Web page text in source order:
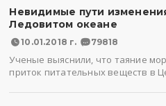
Невидимые пути
Ледовитом океане
10.01.2018 г. 79818
Ученые выяснили, что таяние
приток питательных веществ в